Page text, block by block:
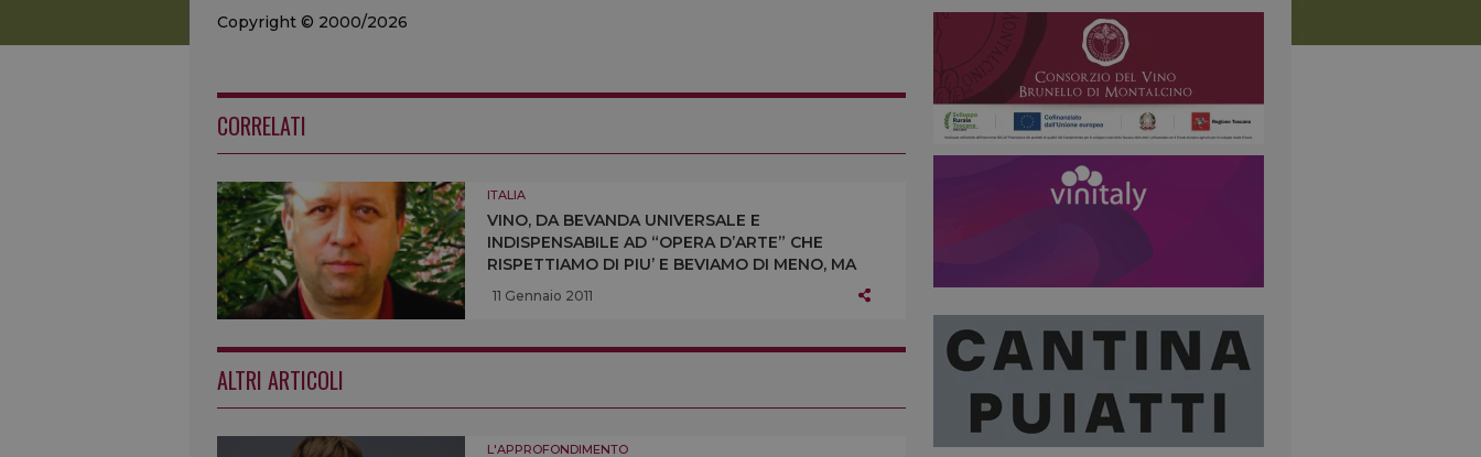
Copyright © 2000/2026
CORRELATI
ITALIA
VINO, DA BEVANDA UNIVERSALE E
INDISPENSABILE AD “OPERA D’ARTE” CHE
RISPETTIAMO DI PIU’ E BEVIAMO DI MENO, MA
CHE DOBBIAMO IMPARARE A GOVERNARE E
FRUIRE COME GLI ANTICHI I GRECI. ECCO IL VINO
MASSIMO MONTANARI
11 Gennaio 2011
ALTRI ARTICOLI
L'APPROFONDIMENTO